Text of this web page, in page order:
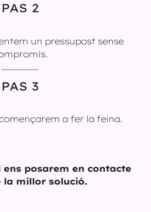
PAS 2
un pressupost sense
PAS 3
a fer la feina.
posarem en contacte
millor solució.